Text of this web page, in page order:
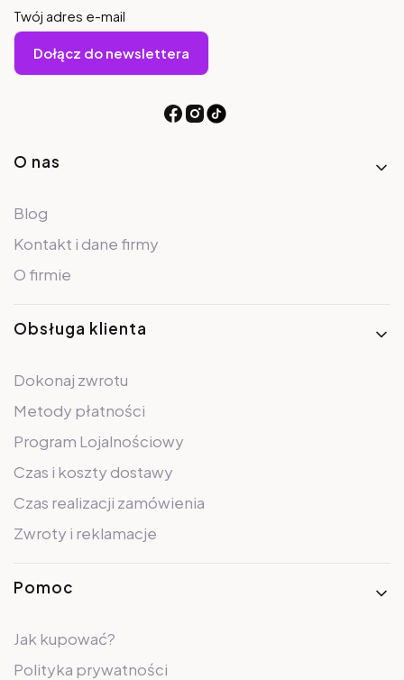
Twój adres e-mail
Dołącz do newslettera
Linki w stopce
O nas
Blog
Kontakt i dane firmy
O firmie
Obsługa klienta
Dokonaj zwrotu
Metody płatności
Program Lojalnościowy
Czas i koszty dostawy
Czas realizacji zamówienia
Zwroty i reklamacje
Pomoc
Jak kupować?
Polityka prywatności